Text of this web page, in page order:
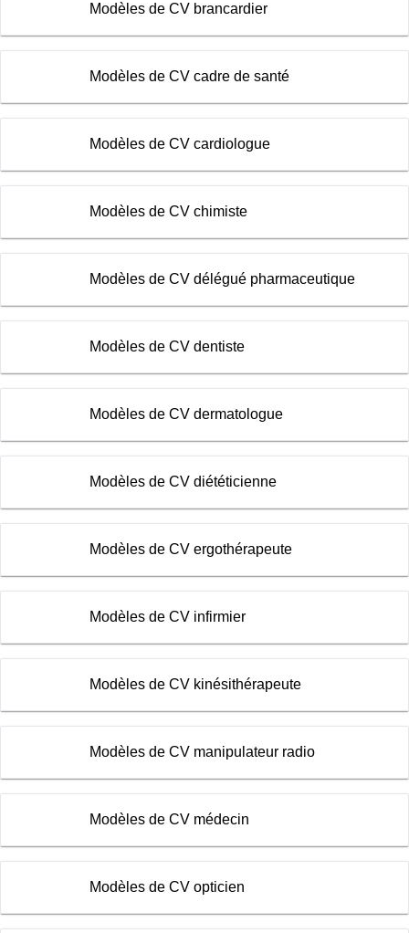
Modèles de CV brancardier
Modèles de CV cadre de santé
Modèles de CV cardiologue
Modèles de CV chimiste
Modèles de CV délégué pharmaceutique
Modèles de CV dentiste
Modèles de CV dermatologue
Modèles de CV diététicienne
Modèles de CV ergothérapeute
Modèles de CV infirmier
Modèles de CV kinésithérapeute
Modèles de CV manipulateur radio
Modèles de CV médecin
Modèles de CV opticien